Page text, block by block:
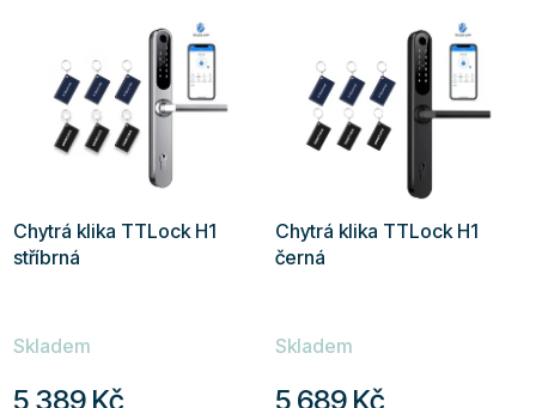
Chytrá klika TTLock H1
stříbrná
hodnocení
Skladem
5 389 Kč
Chytrá klika TTLock H1
černá
hodnocení
Skladem
5 689 Kč